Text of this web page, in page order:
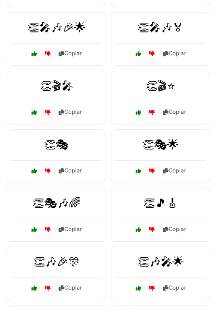
👏🎤🎶🎉🌟
Copiar
👏🎤🎶🏅
Copiar
👏🎬🎤
Copiar
👏🎬⭐
Copiar
👏🎭
Copiar
👏🎭🌟
Copiar
👏🎭🎶🌈
Copiar
👏🎵🎸
Copiar
👏🎶🎉🎊
Copiar
👏🎶🎤🌟
Copiar